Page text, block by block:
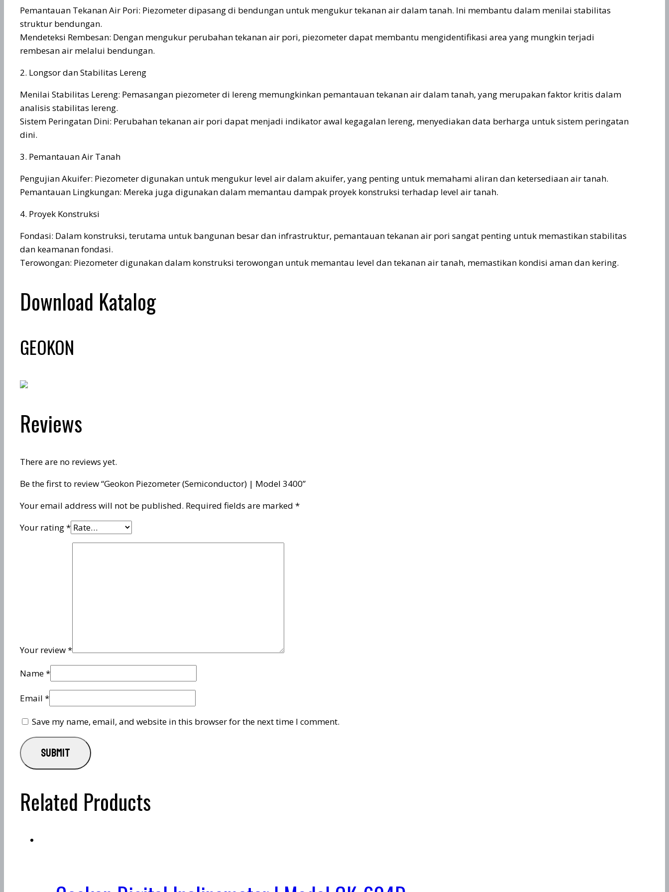
Pemantauan Tekanan Air Pori: Piezometer dipasang di bendungan untuk mengukur tekanan air dalam tanah. Ini membantu dalam menilai stabilitas
struktur bendungan.
Mendeteksi Rembesan: Dengan mengukur perubahan tekanan air pori, piezometer dapat membantu mengidentifikasi area yang mungkin terjadi
rembesan air melalui bendungan.
2. Longsor dan Stabilitas Lereng
Menilai Stabilitas Lereng: Pemasangan piezometer di lereng memungkinkan pemantauan tekanan air dalam tanah, yang merupakan faktor kritis dalam
analisis stabilitas lereng.
Sistem Peringatan Dini: Perubahan tekanan air pori dapat menjadi indikator awal kegagalan lereng, menyediakan data berharga untuk sistem peringatan
dini.
3. Pemantauan Air Tanah
Pengujian Akuifer: Piezometer digunakan untuk mengukur level air dalam akuifer, yang penting untuk memahami aliran dan ketersediaan air tanah.
Pemantauan Lingkungan: Mereka juga digunakan dalam memantau dampak proyek konstruksi terhadap level air tanah.
4. Proyek Konstruksi
Fondasi: Dalam konstruksi, terutama untuk bangunan besar dan infrastruktur, pemantauan tekanan air pori sangat penting untuk memastikan stabilitas
dan keamanan fondasi.
Terowongan: Piezometer digunakan dalam konstruksi terowongan untuk memantau level dan tekanan air tanah, memastikan kondisi aman dan kering.
Download Katalog
GEOKON
Reviews
There are no reviews yet.
Be the first to review “Geokon Piezometer (Semiconductor) | Model 3400”
Your email address will not be published. Required fields are marked *
Your rating*
Your review*
Name*
Email *
Save my name, email, and website in this browser for the next time I comment.
Related Products